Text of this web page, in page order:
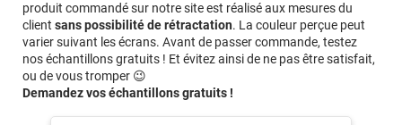
produit commandé sur notre site est réalisé aux mesures du
client sans possibilité de rétractation. La couleur perçue peut
varier suivant les écrans. Avant de passer commande, testez
nos échantillons gratuits ! Et évitez ainsi de ne pas être satisfait,
ou de vous tromper 😉
Demandez vos échantillons gratuits !